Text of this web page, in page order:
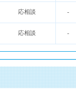
応相談 -
応相談 -